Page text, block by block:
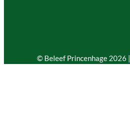
© Beleef Princenhage 2026 |